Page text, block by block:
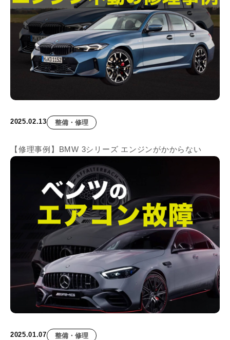
2025.02.13 整備・修理
【修理事例】BMW 3シリーズ エンジンがかからない
2025.01.07 整備・修理